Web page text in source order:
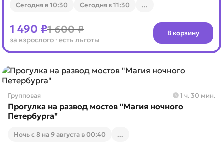
Cегодня в 10:30 Cегодня в 11:30 ...
1 490 ₽1 600 ₽
за взрослого · есть льготы
В корзину
Групповая 1 ч. 30 мин.
Прогулка на развод мостов "Магия ночного
Петербурга"
Ночь с 8 на 9 августа в 00:40 ...